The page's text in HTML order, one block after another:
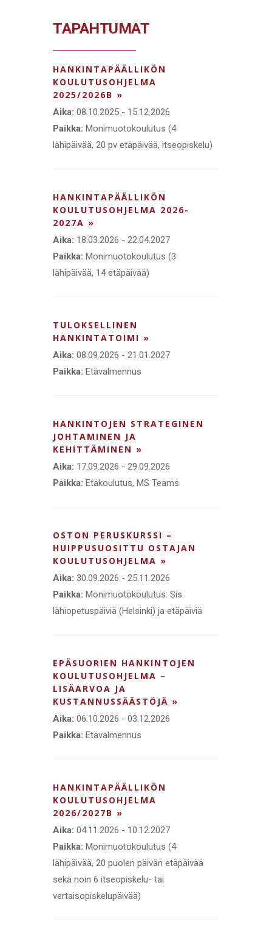
TAPAHTUMAT
HANKINTAPÄÄLLIKÖN
KOULUTUSOHJELMA
2025/2026B »
Aika: 08.10.2025 - 15.12.2026
Paikka: Monimuotokoulutus (4
lähipäivää, 20 pv etäpäivää, itseopiskelu)
HANKINTAPÄÄLLIKÖN
KOULUTUSOHJELMA 2026-
2027A »
Aika: 18.03.2026 - 22.04.2027
Paikka: Monimuotokoulutus (3
lähipäivää, 14 etäpäivää)
TULOKSELLINEN
HANKINTATOIMI »
Aika: 08.09.2026 - 21.01.2027
Paikka: Etävalmennus
HANKINTOJEN STRATEGINEN
JOHTAMINEN JA
KEHITTÄMINEN »
Aika: 17.09.2026 - 29.09.2026
Paikka: Etäkoulutus, MS Teams
OSTON PERUSKURSSI –
HUIPPUSUOSITTU OSTAJAN
KOULUTUSOHJELMA »
Aika: 30.09.2026 - 25.11.2026
Paikka: Monimuotokoulutus: Sis.
lähiopetuspäiviä (Helsinki) ja etäpäiviä
EPÄSUORIEN HANKINTOJEN
KOULUTUSOHJELMA –
LISÄARVOA JA
KUSTANNUSSÄÄSTÖJÄ »
Aika: 06.10.2026 - 03.12.2026
Paikka: Etävalmennus
HANKINTAPÄÄLLIKÖN
KOULUTUSOHJELMA
2026/2027B »
Aika: 04.11.2026 - 10.12.2027
Paikka: Monimuotokoulutus (4
lähipäivää, 20 puolen päivän etäpäivää
sekä noin 6 itseopiskelu- tai
vertaisopiskelupäivää)